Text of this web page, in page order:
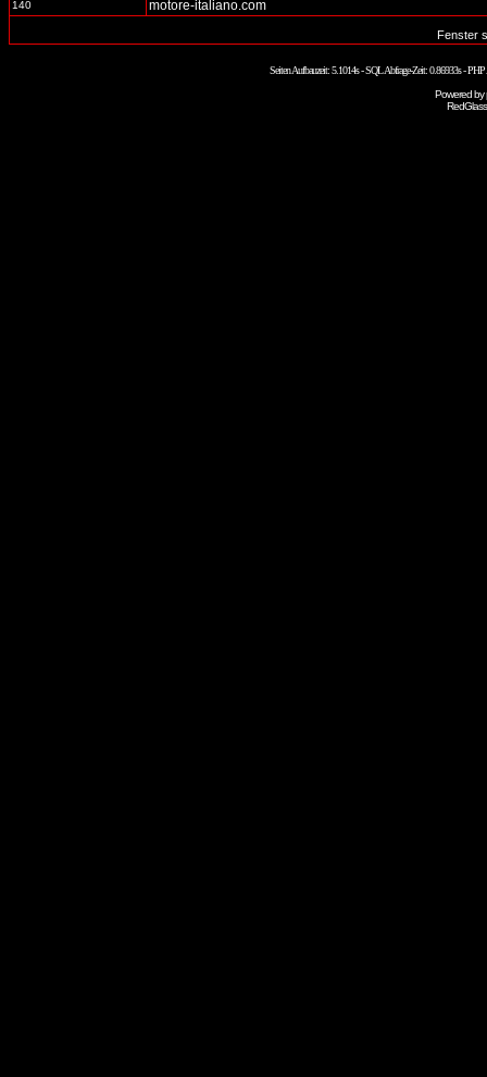
140 motore-italiano.com
Fenster
Seiten Aufbauzeit: 5.1014s - SQL Abfrage-Zeit: 0.86933s -
Powered by